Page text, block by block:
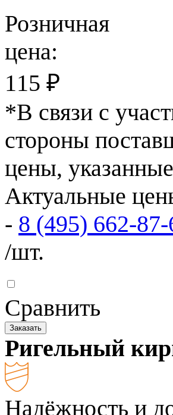
Розничная
цена:
115 ₽
*В связи с
стороны
цены,
Актуальные
- 8 (495) 662-87-
/шт.
Сравнить
Заказать
Ригельный
Надёжность и